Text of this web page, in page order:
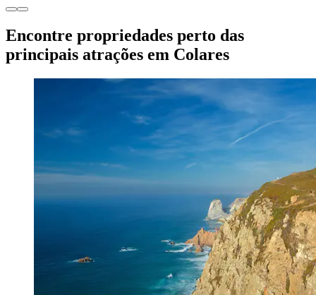
Encontre propriedades perto das
principais atrações em Colares